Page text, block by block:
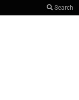
Search